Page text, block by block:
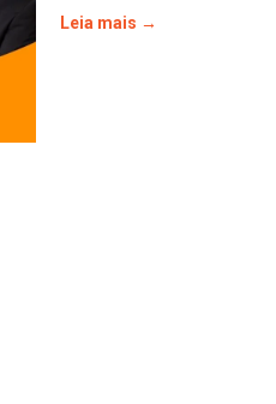
Leia mais →